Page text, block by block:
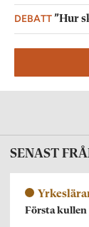
DEBATT”Hur
SENAST
Första kullen